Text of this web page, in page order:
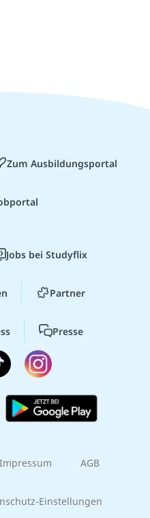
Zum Ausbildungsportal
Jobs bei Studyflix
Partner
Presse
Impressum AGB
Einstellungen